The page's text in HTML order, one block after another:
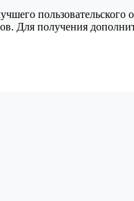
пользовательского
Для получения